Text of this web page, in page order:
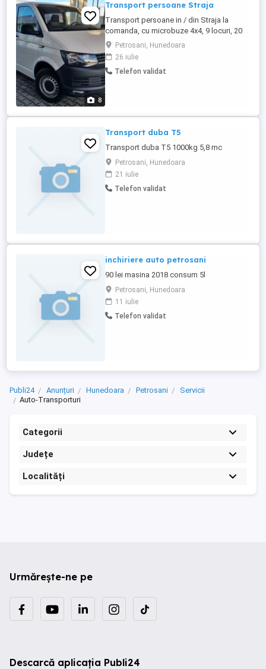
8
Transport persoane Straja
Transport persoane in / din Straja la
comanda, cu microbuze 4x4, 9 locuri, 20
locuri : Sunati din timp la telefonul din
anunt, pentru a comanda o masina in
locatia dorita. Tarife: Lupeni - Straja sau
Straja - Lupeni, 20lei/persoana, valabil
Petrosani, Hunedoara
26 iulie
Telefon validat
Transport duba T5
Transport duba T5 1000kg 5,8 mc
Petrosani, Hunedoara
21 iulie
Telefon validat
inchiriere auto petrosani
90 lei masina 2018 consum 5l
Petrosani, Hunedoara
11 iulie
Telefon validat
Publi24 Anunțuri Hunedoara Petrosani
Servicii
Auto-Transporturi
Categorii
Județe
Localități
Urmărește-ne pe
Descarcă aplicația Publi24